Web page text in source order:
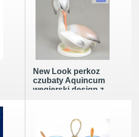
New Look perkoz
czubaty Aquincum
węgierski design z